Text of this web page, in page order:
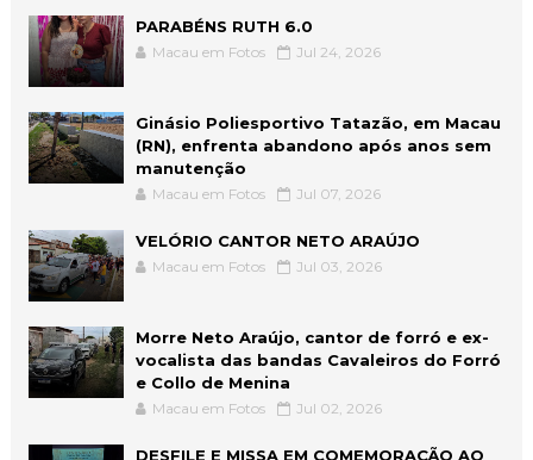
PARABÉNS RUTH 6.0
Macau em Fotos Jul 24, 2026
Ginásio Poliesportivo Tatazão, em Macau
(RN), enfrenta abandono após anos sem
manutenção
Macau em Fotos Jul 07, 2026
VELÓRIO CANTOR NETO ARAÚJO
Macau em Fotos Jul 03, 2026
Morre Neto Araújo, cantor de forró e ex-
vocalista das bandas Cavaleiros do Forró
e Collo de Menina
Macau em Fotos Jul 02, 2026
DESFILE E MISSA EM COMEMORAÇÃO AO